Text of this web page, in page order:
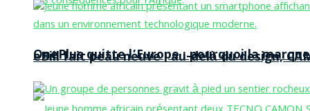
OnePlus quitte l’Europe : pourquoi la
eBill fait peau neuve : au-delà du design,